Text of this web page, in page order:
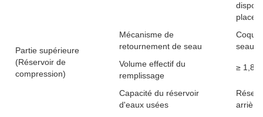
Partie supérieure
(Réservoir de
compression)
place
Mécanisme de
retournement de seau
Coque
seau
Volume effectif du
remplissage
≥ 1,8
Capacité du réservoir
d'eaux usées
arrière